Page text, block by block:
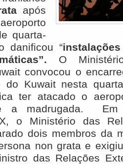
após
quarta-
danificou “
O
convocou o
Kuwait nesta
ter atacado o
a madrugada.
o Ministério das
dois membros da
non grata e
das Relações